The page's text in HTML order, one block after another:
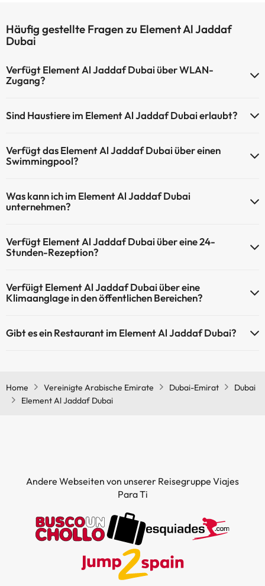
Häufig gestellte Fragen zu Element Al Jaddaf
Dubai
Verfügt Element Al Jaddaf Dubai über WLAN-
Zugang?
Sind Haustiere im Element Al Jaddaf Dubai erlaubt?
Verfügt das Element Al Jaddaf Dubai über einen
Swimmingpool?
Service ist eventuell gebührenpflichtig). Hier finden Sie weitere
Informationen über das Schwimmbad und andere Einrichtungen.
Außenpool (ganzjährig)
Was kann ich im Element Al Jaddaf Dubai
unternehmen?
davon können kostenpflichtig sein):
Verfügt Element Al Jaddaf Dubai über eine 24-
Stunden-Rezeption?
Verfüigt Element Al Jaddaf Dubai über eine
Klimaanglage in den öffentlichen Bereichen?
Gemeinschaftsräumen.
Gibt es ein Restaurant im Element Al Jaddaf Dubai?
Home Vereinigte Arabische Emirate Dubai-Emirat
Dubai
Element Al Jaddaf Dubai
Andere Webseiten von unserer Reisegruppe Viajes
Para Ti